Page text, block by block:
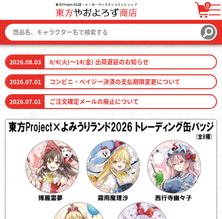
0
ログイン / 会員登録 カートを見る
ファッション
生活雑貨
キーホルダー
2026.08.03 8/4(火)～14(金) 出荷遅延のお知らせ
2026.07.01 コンビニ・ペイジー決済の支払期限変更について
2026.07.01 ご注文確定メールの廃止について